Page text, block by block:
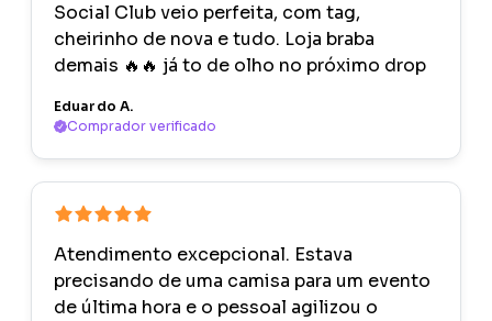
Social Club veio perfeita, com tag,
cheirinho de nova e tudo. Loja braba
demais 🔥🔥 já to de olho no próximo drop
Eduardo A.
Comprador verificado
Atendimento excepcional. Estava
precisando de uma camisa para um evento
de última hora e o pessoal agilizou o